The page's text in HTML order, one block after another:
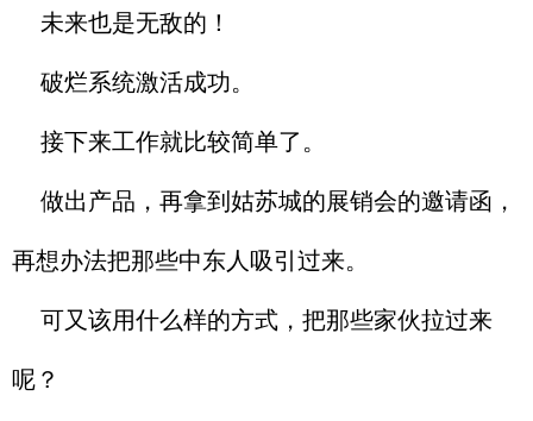
未来也是无敌的！
破烂系统激活成功。
接下来工作就比较简单了。
做出产品，再拿到姑苏城的展销会的邀请函，
再想办法把那些中东人吸引过来。
可又该用什么样的方式，把那些家伙拉过来
呢？